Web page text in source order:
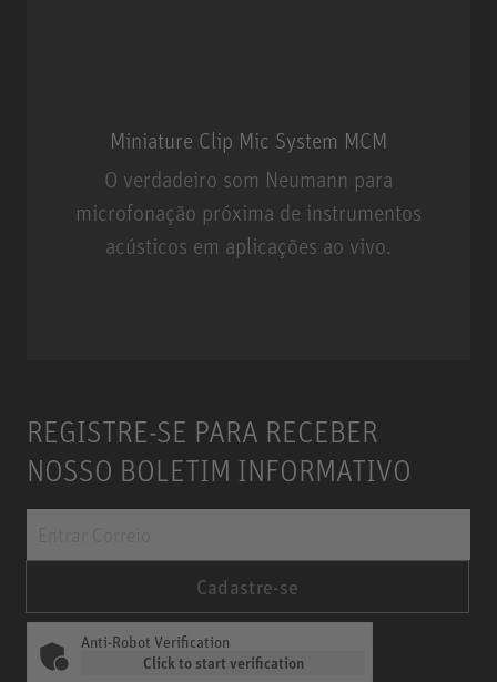
Miniature Clip Mic System MCM
O verdadeiro som Neumann para
microfonação próxima de instrumentos
acústicos em aplicações ao vivo.
REGISTRE-SE PARA RECEBER
NOSSO BOLETIM INFORMATIVO
Cadastre-se
Anti-Robot Verification
Click to start verification